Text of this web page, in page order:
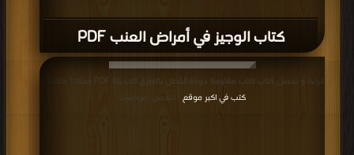
كتاب الوجيز في أمراض العنب PDF
قراءة و تحميل كتاب كتاب مقاومة دودة القطن بالطرق الحديثة PDF مجانا | مكتبة >
كتب في اكبر موقع
| التحميل : مرة/مرات